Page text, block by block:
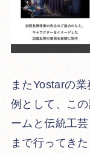
またYostarの
例として、こ
ームと伝統工
まで行ってき